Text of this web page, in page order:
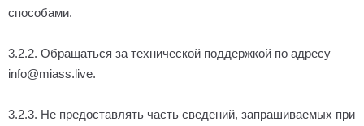
способами.
3.2.2. Обращаться за технической поддержкой по адресу
info@miass.live.
3.2.3. Не предоставлять часть сведений, запрашиваемых при